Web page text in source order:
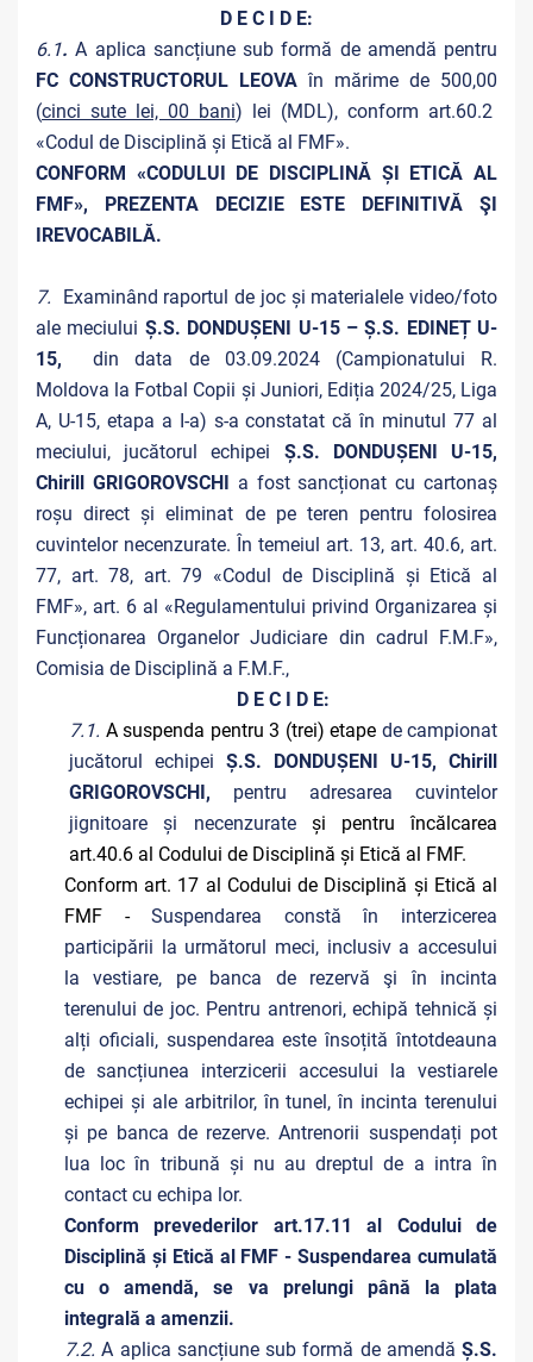
D E C I D E:
6.1.A aplica sancțiune sub formă de amendă pentru
FC CONSTRUCTORUL LEOVA în mărime de 500,00
(cinci sute lei, 00 bani) lei (MDL), conform art.60.2
«Codul de Disciplină și Etică al FMF».
CONFORM «CODULUI DE DISCIPLINĂ ȘI ETICĂ AL
FMF», PREZENTA DECIZIE ESTE DEFINITIVĂ ŞI
IREVOCABILĂ.
7. Examinând raportul de joc și materialele video/foto
ale meciului Ș.S. DONDUȘENI U-15 – Ș.S. EDINEȚ U-
15,din data de 03.09.2024 (Campionatului R.
Moldova la Fotbal Copii și Juniori, Ediția 2024/25, Liga
A, U-15, etapa a I-a) s-a constatat că în minutul 77 al
meciului, jucătorul echipei Ș.S. DONDUȘENI U-15,
Chirill GRIGOROVSCHI a fost sancționat cu cartonaș
roșu direct și eliminat de pe teren pentru folosirea
cuvintelor necenzurate. În temeiul art. 13, art. 40.6, art.
77, art. 78, art. 79 «Codul de Disciplină și Etică al
FMF», art. 6 al «Regulamentului privind Organizarea și
Funcționarea Organelor Judiciare din cadrul F.M.F»,
Comisia de Disciplină a F.M.F.,
D E C I D E:
7.1. A suspenda pentru 3 (trei) etape de campionat
jucătorul echipeiȘ.S. DONDUȘENI U-15, Chirill
GRIGOROVSCHI, pentru adresarea cuvintelor
jignitoare și necenzurate și pentru încălcarea
art.40.6 al Codului de Disciplină și Etică al FMF.
Conform art. 17 al Codului de Disciplină și Etică al
FMF -Suspendarea constă în interzicerea
participării la următorul meci, inclusiv a accesului
la vestiare, pe banca de rezervă şi în incinta
terenului de joc. Pentru antrenori, echipă tehnică și
alți oficiali, suspendarea este însoțită întotdeauna
de sancțiunea interzicerii accesului la vestiarele
echipei și ale arbitrilor, în tunel, în incinta terenului
și pe banca de rezerve. Antrenorii suspendați pot
lua loc în tribună și nu au dreptul de a intra în
contact cu echipa lor.
Conform prevederilor art.17.11 al Codului de
Disciplină și Etică al FMF - Suspendarea cumulată
cu o amendă, se va prelungi până la plata
integrală a amenzii.
7.2.A aplica sancțiune sub formă de amendă Ș.S.